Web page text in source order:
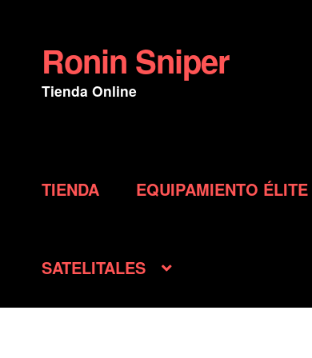
Ir
a
la
Ir
al
contenido
Ronin Sniper
Tienda Online
TIENDA EQUIPAMIENTO ÉLITE
SATELITALES